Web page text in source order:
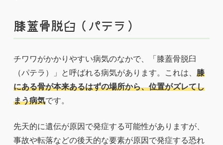
膝蓋骨脱臼（パテラ）
チワワがかかりやすい病気のなかで、「膝蓋骨脱臼
（パテラ）」と呼ばれる病気があります。これは、 膝
にある骨が本来あるはずの場所から、位置がズレてし
まう病気です。
先天的に遺伝が原因で発症する可能性がありますが、
事故や転落などの後天的な要素が原因で発症する恐れ